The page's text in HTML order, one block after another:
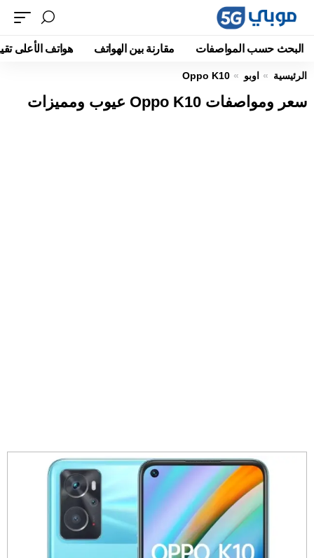
البحث حسب المواصفات مقارنة بين الهواتف هواتف الأعلى
الرئيسية اوبو Oppo K10
سعر ومواصفات Oppo K10 عيوب ومميزات